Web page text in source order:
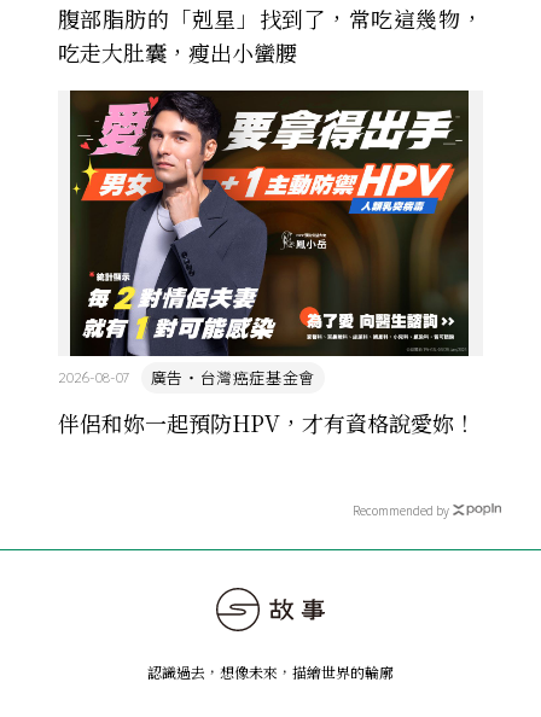
腹部脂肪的「剋星」找到了，常吃這幾物，
吃走大肚囊，瘦出小蠻腰
伴侶和妳一起預防HPV，才有資格說愛妳！
廣告・台灣癌症基金會
2026-08-07
Recommended by
認識過去，想像未來 ， 描繪世界的輪廓